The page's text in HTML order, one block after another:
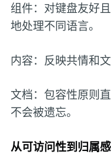
组件：对键盘友好
地处理不同语言。
内容：反映共情和
文档：包容性原则
不会被遗忘。
从可访问性到归属感